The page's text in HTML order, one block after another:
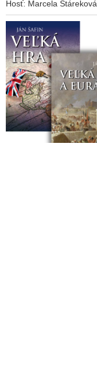
Hosť: Marcela Stáreková